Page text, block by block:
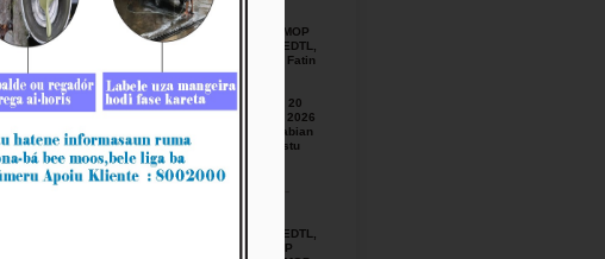
2026
BTL, E.P ho MOP
hamutuk ho EDTL,
E.P,Observa Fatin
preparasaun
beemos ba
Selebrasaun 20
Agostu tinan 2026
iha foho Matabian
Hun area Postu
August-03-
BTL, E.P ho EDTL,
E.P no IGE I.P